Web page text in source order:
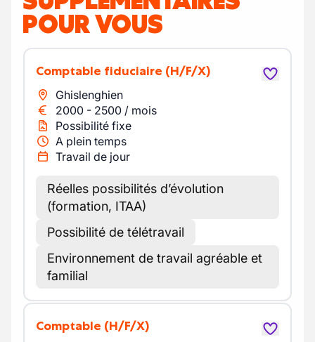
POUR VOUS
Comptable fiduciaire (H/F/X)
Ghislenghien
2000 - 2500 / mois
Possibilité fixe
A plein temps
Travail de jour
Réelles possibilités d’évolution
(formation, ITAA)
Possibilité de télétravail
Environnement de travail agréable et
familial
Comptable (H/F/X)